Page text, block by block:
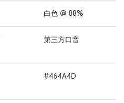
白色 @ 88%
第三方口音
#464A4D